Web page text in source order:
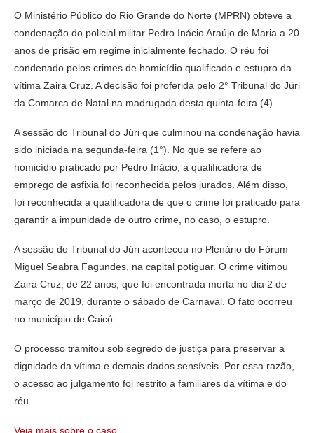
O Ministério Público do Rio Grande do Norte (MPRN) obteve a
condenação do policial militar Pedro Inácio Araújo de Maria a 20
anos de prisão em regime inicialmente fechado. O réu foi
condenado pelos crimes de homicídio qualificado e estupro da
vítima Zaira Cruz. A decisão foi proferida pelo 2° Tribunal do Júri
da Comarca de Natal na madrugada desta quinta-feira (4).
A sessão do Tribunal do Júri que culminou na condenação havia
sido iniciada na segunda-feira (1°). No que se refere ao
homicídio praticado por Pedro Inácio, a qualificadora de
emprego de asfixia foi reconhecida pelos jurados. Além disso,
foi reconhecida a qualificadora de que o crime foi praticado para
garantir a impunidade de outro crime, no caso, o estupro.
A sessão do Tribunal do Júri aconteceu no Plenário do Fórum
Miguel Seabra Fagundes, na capital potiguar. O crime vitimou
Zaira Cruz, de 22 anos, que foi encontrada morta no dia 2 de
março de 2019, durante o sábado de Carnaval. O fato ocorreu
no município de Caicó.
O processo tramitou sob segredo de justiça para preservar a
dignidade da vítima e demais dados sensíveis. Por essa razão,
o acesso ao julgamento foi restrito a familiares da vítima e do
réu.
Veja mais sobre o caso